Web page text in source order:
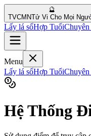
🔮
TVCMNTử Vi Cho Mọi
Lấy lá sốHợp TuổiChuyên
Menu
Lấy lá sốHợp TuổiChuyên
Hệ Thống